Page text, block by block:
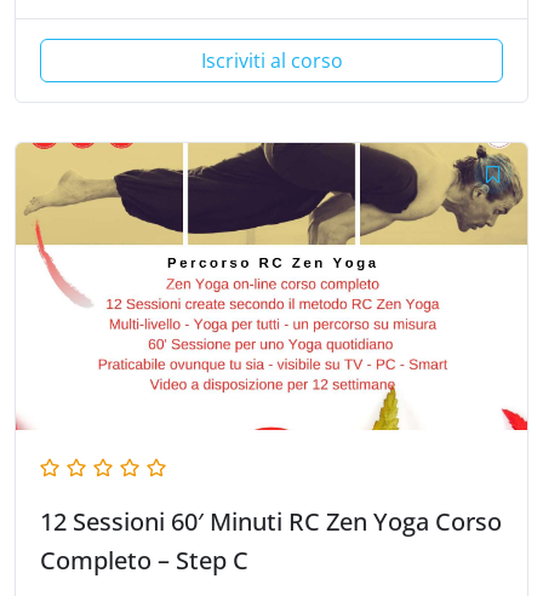
Iscriviti al corso
12 Sessioni 60′ Minuti RC Zen Yoga Corso
Completo – Step C